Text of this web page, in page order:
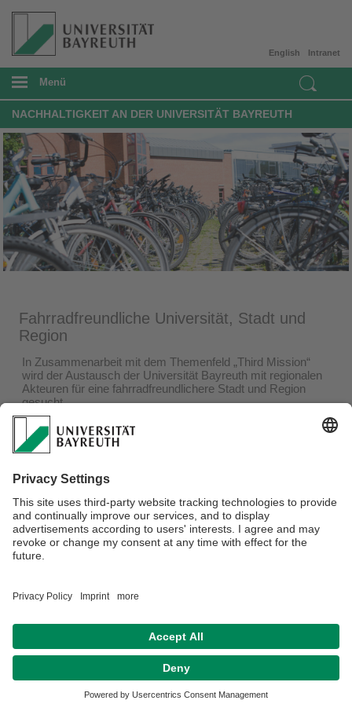
Intranet
English
Menü
NACHHALTIGKEIT AN DER UNIVERSITÄT BAYREUTH
Fahrradfreundliche Universität, Stadt und
Region
In Zusammenarbeit mit dem Themenfeld „Third Mission“
wird der Austausch der Universität Bayreuth mit regionalen
Akteuren für eine fahrradfreundlichere Stadt und Region
gesucht.
Im Rahmen des vom Stifterverband geförderten Projektes
zu „Transformationslabor Hochschule
2024 mit Vertreterinnen und Vertretern des forum 1.5, des
Instituts für Entrepreneurship und Innovation, der
Hochschulleitung und der Stadt Bayreuth am Ziel der
Förderung der nachhaltigen Mobilität gearbeitet. Weitere
Informationen finden Siehier.
Barrierefreiheitserklärung
Hausordnung
Sitemap Kontakt